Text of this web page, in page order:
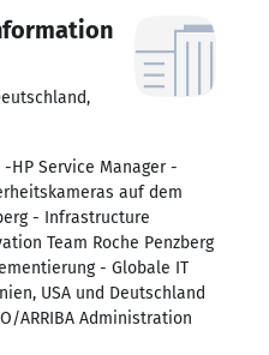
Service Manager -
auf dem
- Infrastructure
Team Roche Penzberg
- Globale IT
USA und Deutschland
ARRIBA Administration